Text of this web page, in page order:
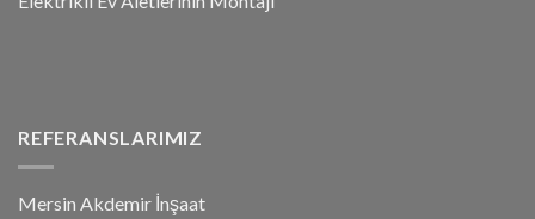
REFERANSLARIMIZ
Mersin Akdemir İnşaat